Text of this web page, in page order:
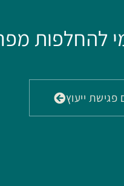
להחלפות
פגישת ייעוץ